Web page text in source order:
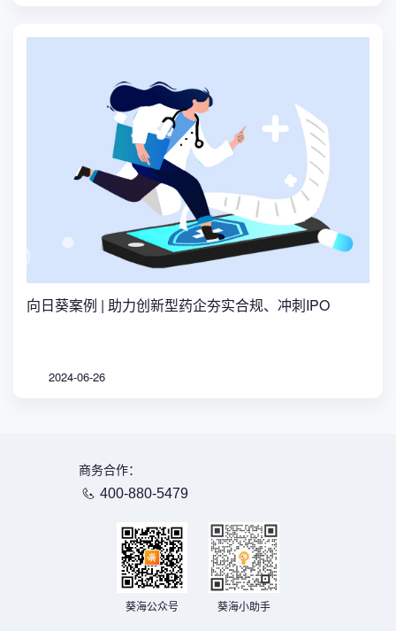
向日葵案例 | 助力创新型药企夯实合规、冲刺IPO
2024-06-26
商务合作：
400-880-5479
葵海公众号 葵海小助手